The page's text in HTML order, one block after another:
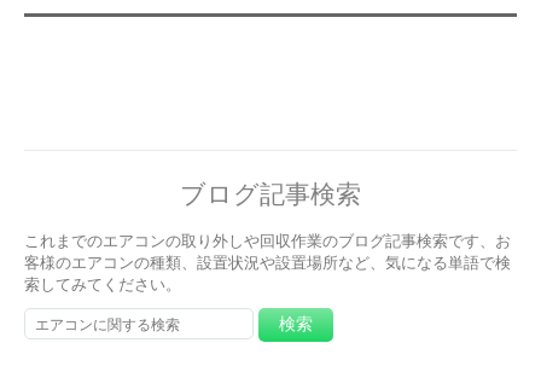
ブログ記事検索
これまでのエアコンの取り外しや回収作業のブログ記事検索です、お
客様のエアコンの種類、設置状況や設置場所など、気になる単語で検
索してみてください。